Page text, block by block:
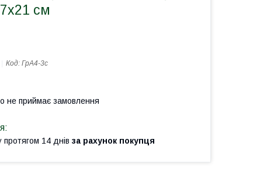
см
Код: ГрА4-3с
не приймає замовлення
14 днів за рахунок покупця